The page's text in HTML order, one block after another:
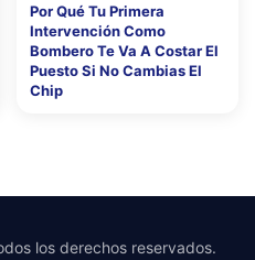
Por Qué Tu Primera
Intervención Como
Bombero Te Va A Costar El
Puesto Si No Cambias El
Chip
los derechos reservados.